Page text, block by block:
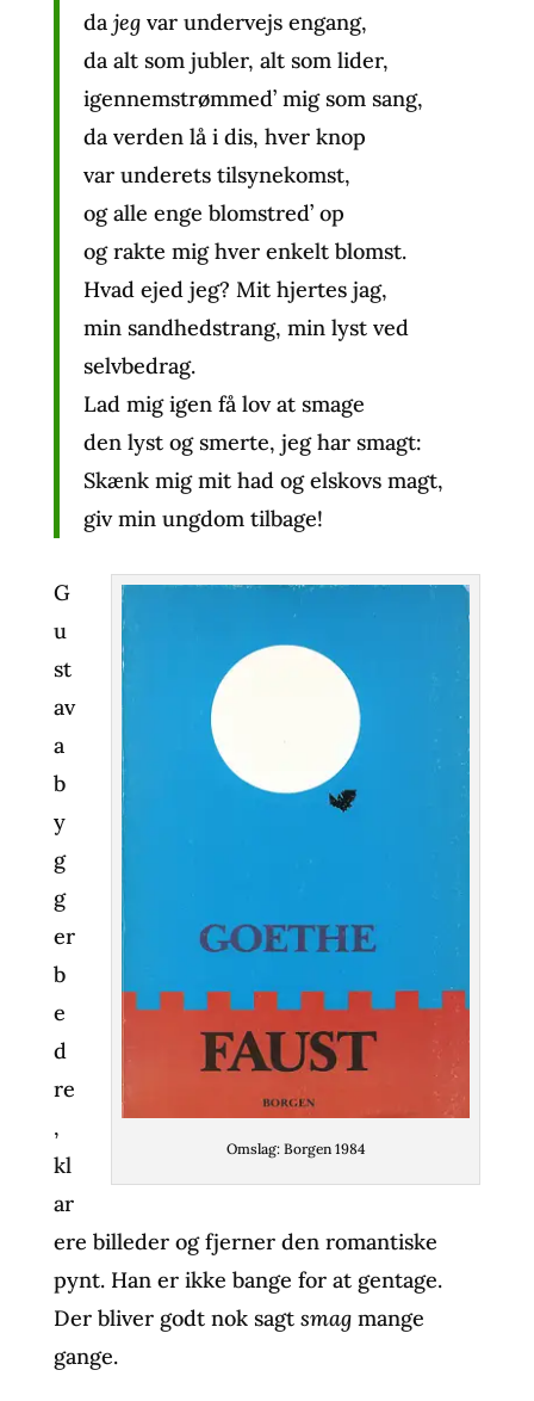
da jegvar undervejs engang,
da alt som jubler, alt som lider,
igennemstrømmed’ mig som sang,
da verden lå i dis, hver knop
var underets tilsynekomst,
og alle enge blomstred’ op
og rakte mig hver enkelt blomst.
Hvad ejed jeg? Mit hjertes jag,
min sandhedstrang, min lyst ved
selvbedrag.
Lad mig igen få lov at smage
den lyst og smerte, jeg har smagt:
Skænk mig mit had og elskovs magt,
giv min ungdom tilbage!
Omslag: Borgen 1984
G
u
st
av
a
b
y
g
g
er
b
e
d
re
,
kl
ar
ere billeder og fjerner den romantiske
pynt. Han er ikke bange for at gentage.
Der bliver godt nok sagt smagmange
gange.